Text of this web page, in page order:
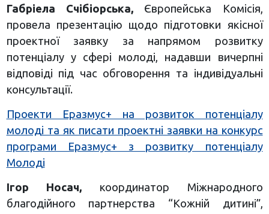
Габріела Счібіорська,Європейська Комісія,
провела презентацію щодо підготовки якісної
проектної заявку за напрямом розвитку
потенціалу у сфері молоді, надавши вичерпні
відповіді під час обговорення та індивідуальні
консультації.
Проекти Еразмус+ на розвиток потенціалу
молоді та як писати проектні заявки на конкурс
програми Еразмус+ з розвитку потенціалу
Молоді
Ігор Носач, координатор Міжнародного
благодійного партнерства “Кожній дитині”,